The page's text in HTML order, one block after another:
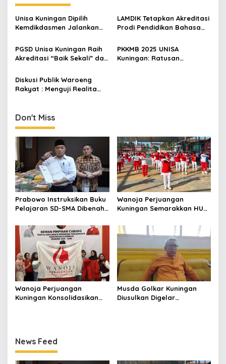
Unisa Kuningan Dipilih
Kemdikdasmen Jalankan
Kualifikasi S1/D4 Guru
LAMDIK Tetapkan Akreditasi
Prodi Pendidikan Bahasa
“Baik Sekali”
PGSD Unisa Kuningan Raih
Akreditasi “Baik Sekali” dari
PKKMB 2025 UNISA
Kuningan: Ratusan
Diskusi Publik Waroeng
Rakyat : Menguji Realita
Don't Miss
Prabowo Instruksikan Buku
Pelajaran SD-SMA Dibenahi,
sebagai Referensi
Wanoja Perjuangan
Kuningan Semarakkan HUT
Perempuan Harus Sehat
dan Berdaya
Wanoja Perjuangan
Kuningan Konsolidasikan
Musda Golkar Kuningan
Diusulkan Digelar
News Feed